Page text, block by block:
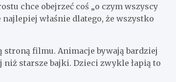
chce obejrzeć coś „o czym wszyscy
właśnie dlatego, że wszystko
stroną filmu. Animacje bywają bardziej
starsze bajki. Dzieci zwykle łapią to